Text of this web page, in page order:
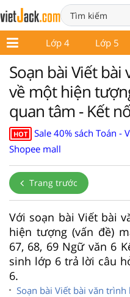
3 Lớp 4 Lớp 5
Soạn bài Viết
về một hiện
quan tâm - Kết
HOT
Sale 40% sách Toán -
Shopee mall
Trang trước
Với soạn bài Viết bài
hiện tượng (vấn đề)
67, 68, 69 Ngữ văn 6
sinh lớp 6 trả lời câu
6.
Soạn bài Viết bài văn